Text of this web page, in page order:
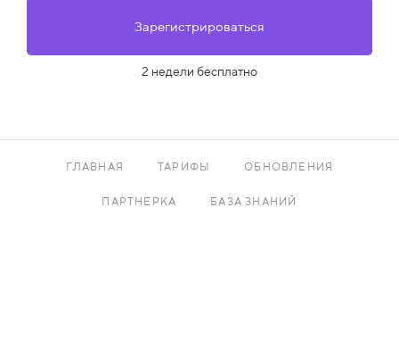
Зарегистрироваться
2 недели бесплатно
ГЛАВНАЯ ТАРИФЫ ОБНОВЛЕНИЯ
ПАРТНЕРКА БАЗА ЗНАНИЙ